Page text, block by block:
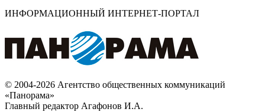
ИНФОРМАЦИОННЫЙ ИНТЕРНЕТ-ПОРТАЛ
© 2004-2026 Агентство общественных коммуникаций
«Панорама»
Главный редактор Агафонов И.А.